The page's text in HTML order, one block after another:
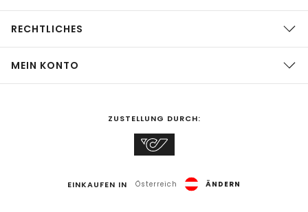
RECHTLICHES
MEIN KONTO
ZUSTELLUNG DURCH:
EINKAUFEN IN Österreich ÄNDERN